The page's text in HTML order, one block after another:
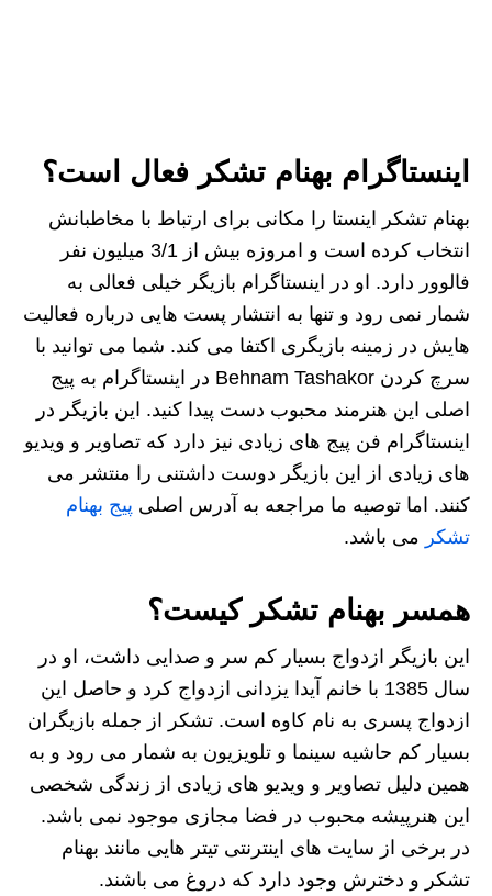
اینستاگرام بهنام تشکر فعال است؟
بهنام تشکر اینستا را مکانی برای ارتباط با مخاطبانش
انتخاب کرده است و امروزه بیش از 3/1 میلیون نفر
فالوور دارد. او در اینستاگرام بازیگر خیلی فعالی به
شمار نمی رود و تنها به انتشار پست هایی درباره فعالیت
هایش در زمینه بازیگری اکتفا می کند. شما می توانید با
سرچ کردن Behnam Tashakor در اینستاگرام به پیج
اصلی این هنرمند محبوب دست پیدا کنید. این بازیگر در
اینستاگرام فن پیج های زیادی نیز دارد که تصاویر و ویدیو
های زیادی از این بازیگر دوست داشتنی را منتشر می
کنند. اما توصیه ما مراجعه به آدرس اصلی پیج بهنام
تشکر می باشد.
همسر بهنام تشکر کیست؟
این بازیگر ازدواج بسیار کم سر و صدایی داشت، او در
سال 1385 با خانم آیدا یزدانی ازدواج کرد و حاصل این
ازدواج پسری به نام کاوه است. تشکر از جمله بازیگران
بسیار کم حاشیه سینما و تلویزیون به شمار می رود و به
همین دلیل تصاویر و ویدیو های زیادی از زندگی شخصی
این هنرپیشه محبوب در فضا مجازی موجود نمی باشد.
در برخی از سایت های اینترنتی تیتر هایی مانند بهنام
تشکر و دخترش وجود دارد که دروغ می باشند.